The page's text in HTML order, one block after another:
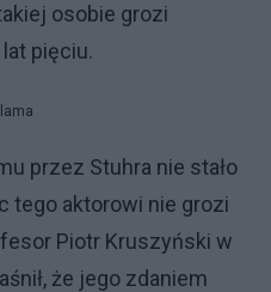
osobie grozi
pięciu.
przez Stuhra nie stało
tego aktorowi nie grozi
Piotr Kruszyński w
że jego zdaniem